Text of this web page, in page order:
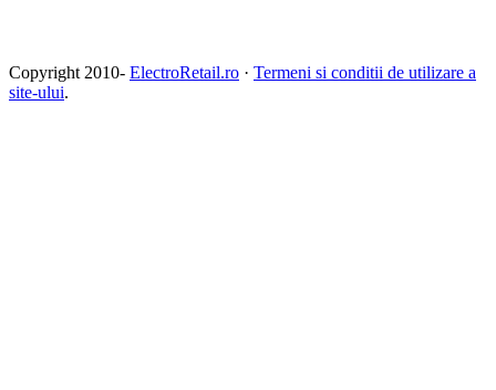
Copyright 2010- ElectroRetail.ro · Termeni si conditii de utilizare a
site-ului.